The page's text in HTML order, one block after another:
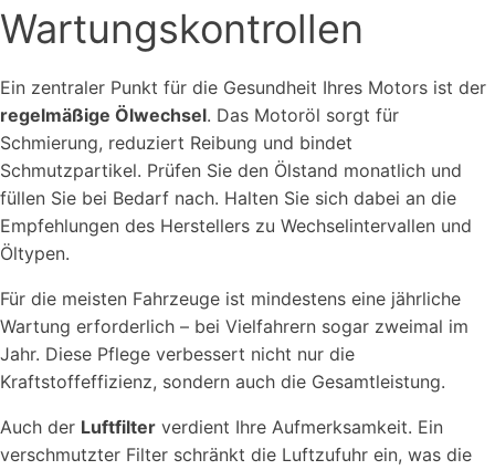
Wartungskontrollen
Ein zentraler Punkt für die Gesundheit Ihres Motors ist der
regelmäßige Ölwechsel. Das Motoröl sorgt für
Schmierung, reduziert Reibung und bindet
Schmutzpartikel. Prüfen Sie den Ölstand monatlich und
füllen Sie bei Bedarf nach. Halten Sie sich dabei an die
Empfehlungen des Herstellers zu Wechselintervallen und
Öltypen.
Für die meisten Fahrzeuge ist mindestens eine jährliche
Wartung erforderlich – bei Vielfahrern sogar zweimal im
Jahr. Diese Pflege verbessert nicht nur die
Kraftstoffeffizienz, sondern auch die Gesamtleistung.
Auch der Luftfilter verdient Ihre Aufmerksamkeit. Ein
verschmutzter Filter schränkt die Luftzufuhr ein, was die